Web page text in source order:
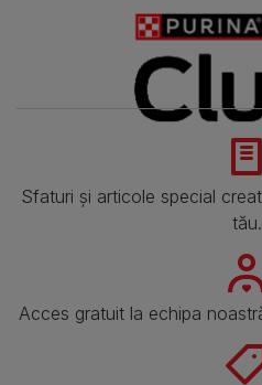
Sfaturi și articole special
tău.
Acces gratuit la echipa